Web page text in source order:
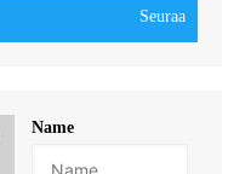
Seuraa
Name